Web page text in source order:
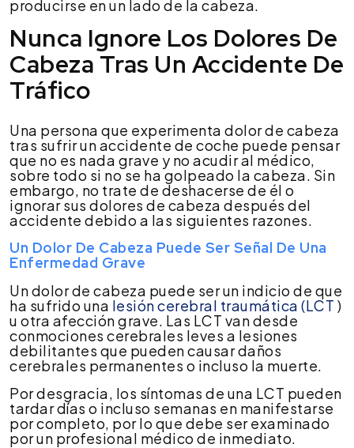
producirse en un lado de la cabeza.
Nunca Ignore Los Dolores De
Cabeza Tras Un Accidente De
Tráfico
Una persona que experimenta dolor de cabeza
tras sufrir un accidente de coche puede pensar
que no es nada grave y no acudir al médico,
sobre todo si no se ha golpeado la cabeza. Sin
embargo, no trate de deshacerse de él o
ignorar sus dolores de cabeza después del
accidente debido a las siguientes razones.
Un Dolor De Cabeza Puede Ser Señal De Una
Enfermedad Grave
Un dolor de cabeza puede ser un indicio de que
ha sufrido una lesión cerebral traumática (LCT )
u otra afección grave. Las LCT van desde
conmociones cerebrales leves a lesiones
debilitantes que pueden causar daños
cerebrales permanentes o incluso la muerte.
Por desgracia, los síntomas de una LCT pueden
tardar días o incluso semanas en manifestarse
por completo, por lo que debe ser examinado
por un profesional médico de inmediato.